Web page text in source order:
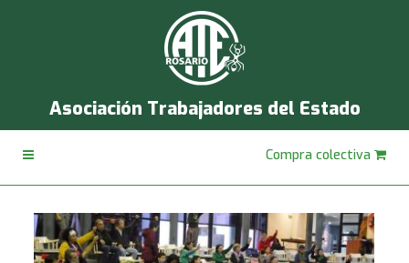
Asociación Trabajadores del Estado
Compra colectiva